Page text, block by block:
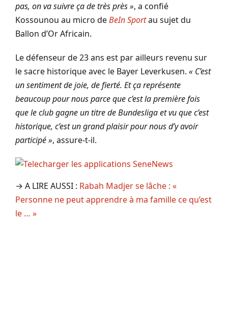
pas, on va suivre ça de très près », a confié
Kossounou au micro deBeIn Sportau sujet du
Ballon d’Or Africain.
Le défenseur de 23 ans est par ailleurs revenu sur
le sacre historique avec le Bayer Leverkusen. « C’est
un sentiment de joie, de fierté. Et ça représente
beaucoup pour nous parce que c’est la première fois
que le club gagne un titre de Bundesliga et vu que c’est
historique, c’est un grand plaisir pour nous d’y avoir
participé », assure-t-il.
→ A LIRE AUSSI : Rabah Madjer se lâche : «
Personne ne peut apprendre à ma famille ce qu’est
le … »